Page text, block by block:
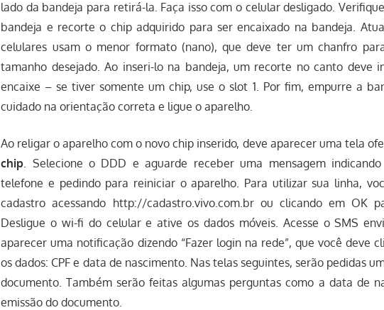
lado da bandeja para retirá-la. Faça isso com o celular desligado.
bandeja e recorte o chip adquirido para ser encaixado na bandeja.
celulares usam o menor formato (nano), que deve ter um chanfro
tamanho desejado. Ao inseri-lo na bandeja, um recorte no canto deve
encaixe – se tiver somente um chip, use o slot 1. Por fim, empurre a
cuidado na orientação correta e ligue o aparelho.
Ao religar o aparelho com o novo chip inserido, deve aparecer uma tela
chip . Selecione o DDD e aguarde receber uma mensagem
telefone e pedindo para reiniciar o aparelho. Para utilizar sua linha,
cadastro acessando http://cadastro.vivo.com.br ou clicando em OK
Desligue o wi-fi do celular e ative os dados móveis. Acesse o SMS
aparecer uma notificação dizendo “Fazer login na rede”, que você deve
os dados: CPF e data de nascimento. Nas telas seguintes, serão pedidas
documento. Também serão feitas algumas perguntas como a data de
emissão do documento.